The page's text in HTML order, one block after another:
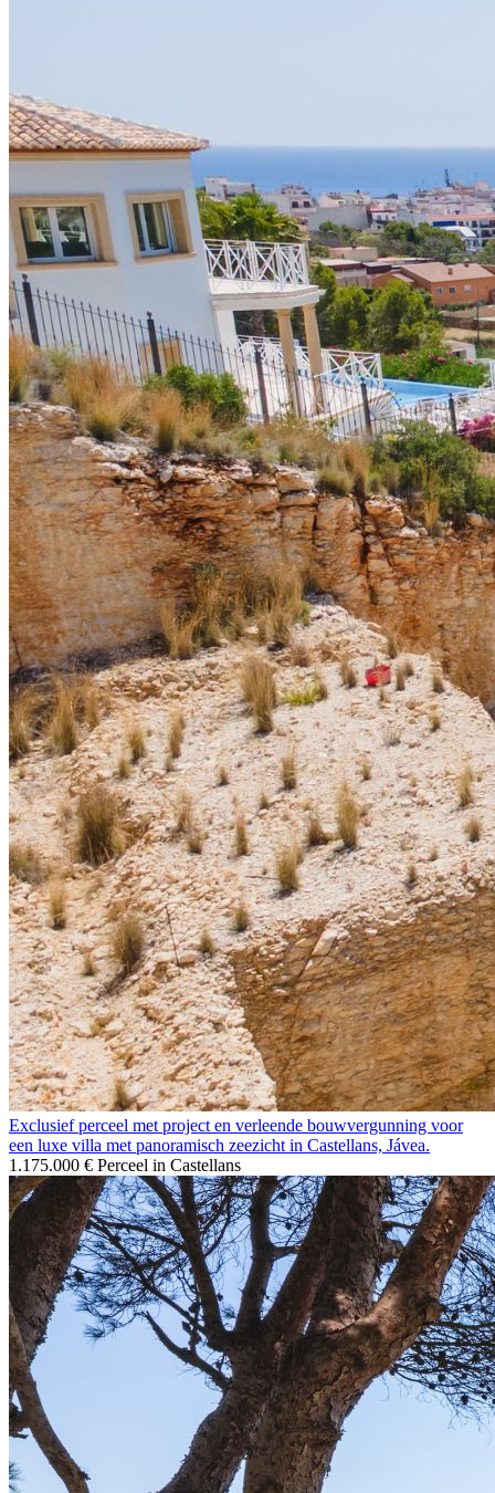
Exclusief perceel met project en verleende bouwvergunning voor
een luxe villa met panoramisch zeezicht in Castellans, Jávea.
1.175.000 € Perceel in Castellans